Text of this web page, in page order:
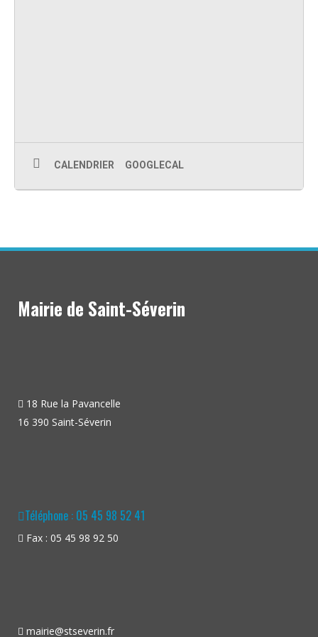
CALENDRIER GOOGLECAL
Mairie de Saint-Séverin
18 Rue la Pavancelle
16 390 Saint-Séverin
Téléphone : 05 45 98 52 41
Fax : 05 45 98 92 50
mairie@stseverin.fr